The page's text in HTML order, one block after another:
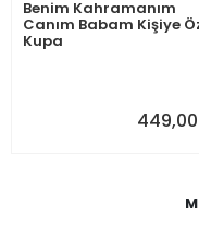
Benim Kahramanım
Canım Babam Kişiye
Kupa
449,00